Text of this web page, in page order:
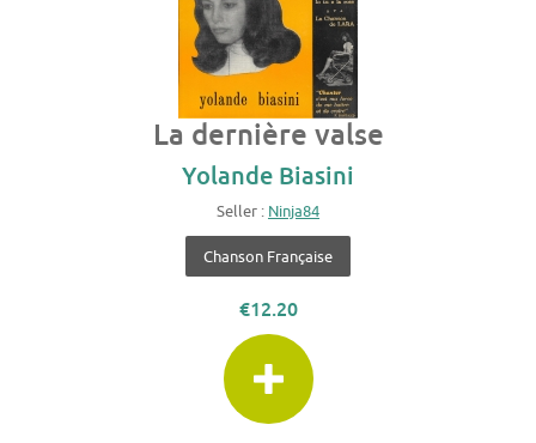
La dernière valse
Yolande Biasini
Seller : Ninja84
Chanson Française
€12.20